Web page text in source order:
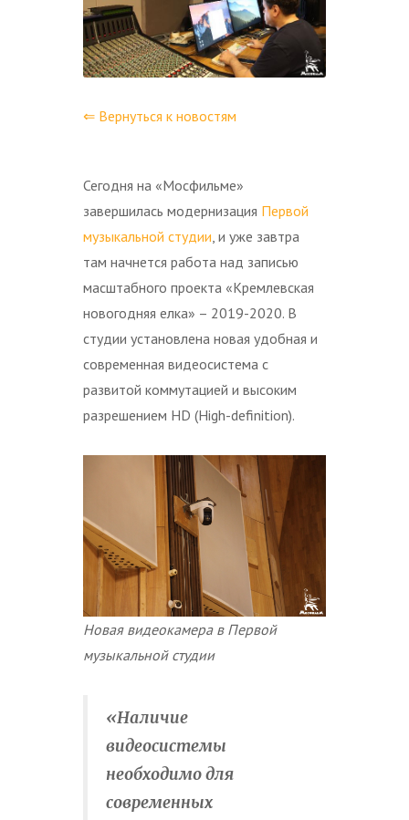
⇐ Вернуться к новостям
Сегодня на «Мосфильме»
завершилась модернизация Первой
музыкальной студии, и уже завтра
там начнется работа над записью
масштабного проекта «Кремлевская
новогодняя елка» – 2019-2020. В
студии установлена новая удобная и
современная видеосистема с
развитой коммутацией и высоким
разрешением HD (High-definition).
Новая видеокамера в Первой
музыкальной студии
«Наличие
видеосистемы
необходимо для
современных